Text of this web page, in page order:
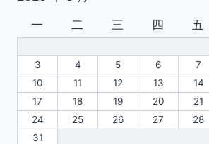
一
二 三 四 五
3
4 5 6 7
10
11 12 13 14
17
18 19 20 21
24
25 26 27 28
31